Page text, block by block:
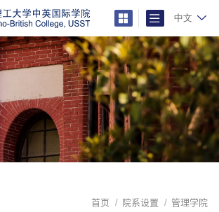
中文
首页 院系设置 管理学院